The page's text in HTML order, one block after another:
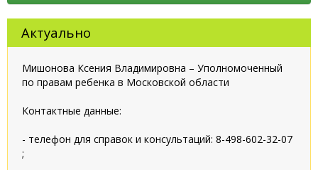
Актуально
Мишонова Ксения Владимировна – Уполномоченный
по правам ребенка в Московской области
Контактные данные:
- телефон для справок и консультаций: 8-498-602-32-07
;